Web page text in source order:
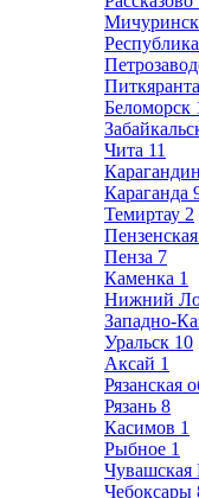
Мичуринск
Питкяранта
Беломорск
Чита 11
Караганда
Темиртау 2
Пенза 7
Каменка 1
Нижний
Западно-
Уральск 10
Аксай 1
Рязанская
Рязань 8
Касимов 1
Рыбное 1
Чебоксары